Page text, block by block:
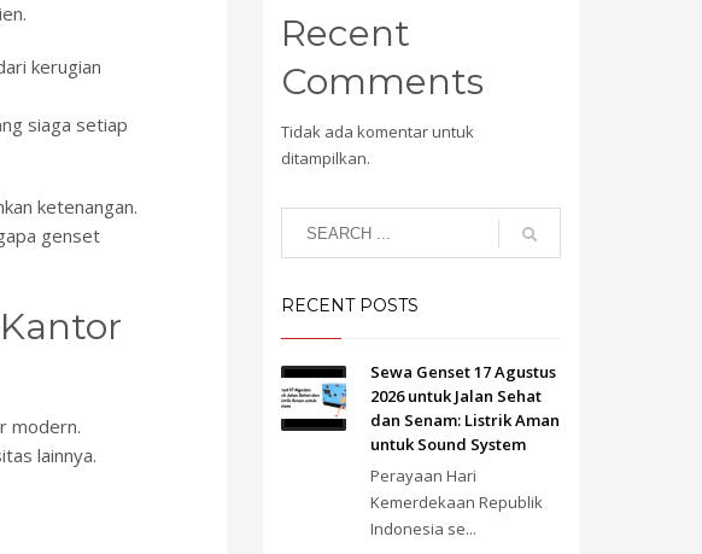
kerugian
siaga setiap
ketenangan.
genset
modern.
lainnya.
Recent
Comments
Tidak ada komentar untuk
ditampilkan.
RECENT POSTS
Sewa Genset 17 Agustus
2026 untuk Jalan Sehat
dan Senam: Listrik Aman
untuk Sound System
Perayaan Hari
Kemerdekaan Republik
Indonesia se...